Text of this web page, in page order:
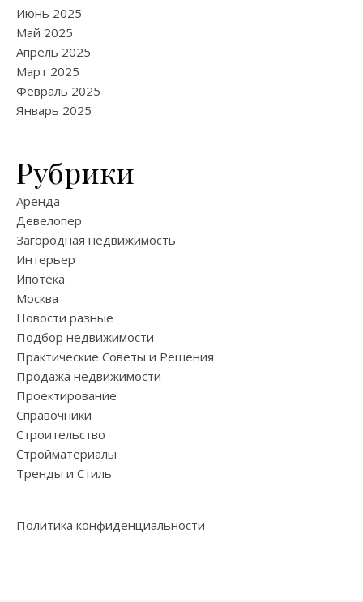
Июнь 2025
Май 2025
Апрель 2025
Март 2025
Февраль 2025
Январь 2025
Рубрики
Аренда
Девелопер
Загородная недвижимость
Интерьер
Ипотека
Москва
Новости разные
Подбор недвижимости
Практические Советы и Решения
Продажа недвижимости
Проектирование
Справочники
Строительство
Стройматериалы
Тренды и Стиль
Политика конфиденциальности